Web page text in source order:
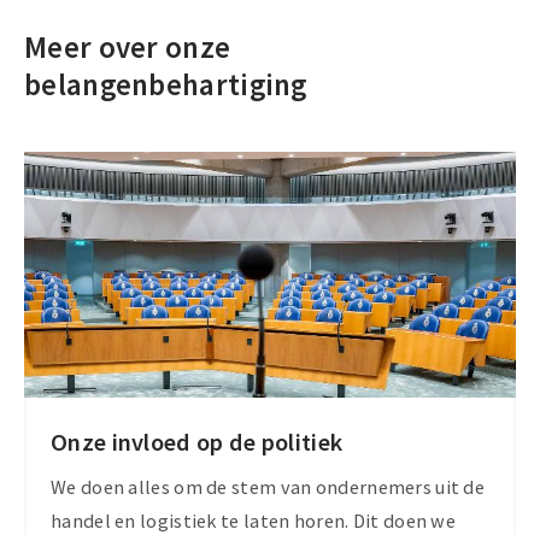
Meer over onze
belangenbehartiging
Onze invloed op de politiek
We doen alles om de stem van ondernemers uit de
handel en logistiek te laten horen. Dit doen we